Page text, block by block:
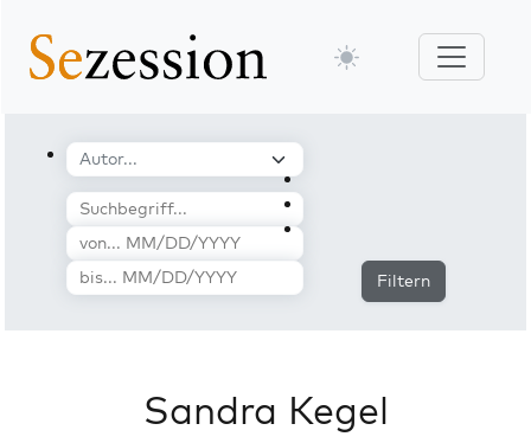
Filtern
Sandra Kegel